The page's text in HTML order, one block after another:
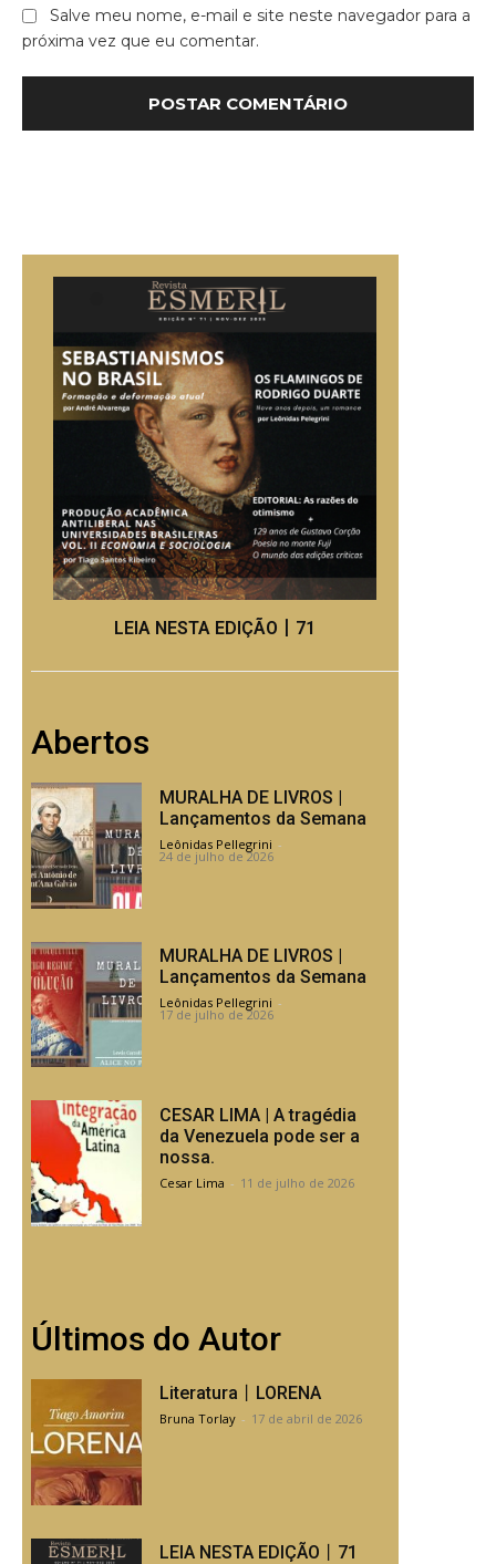
Salve meu nome, e-mail e site neste navegador para a
próxima vez que eu comentar.
LEIA NESTA EDIÇÃO丨71
Abertos
MURALHA DE LIVROS |
Lançamentos da Semana
Leônidas Pellegrini -
24 de julho de 2026
MURALHA DE LIVROS |
Lançamentos da Semana
Leônidas Pellegrini -
17 de julho de 2026
CESAR LIMA | A tragédia
da Venezuela pode ser a
nossa.
Cesar Lima - 11 de julho de 2026
Últimos do Autor
Literatura丨LORENA
Bruna Torlay - 17 de abril de 2026
LEIA NESTA EDIÇÃO丨71